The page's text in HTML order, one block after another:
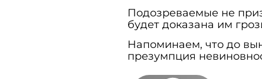
Подозреваемые не
будет доказана им
Напоминаем, что до
презумпция